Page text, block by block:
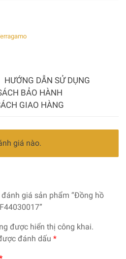
HƯỚNG DẪN SỬ DỤNG
BẢO HÀNH
GIAO HÀNG
giá nào.
giá sản phẩm “Đồng hồ
được hiển thị công khai.
đánh dấu *